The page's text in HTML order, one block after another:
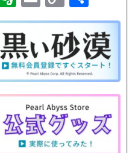
er
e
v
er
n
ot
e
m
ail
o
p
y
Li
n
k
有